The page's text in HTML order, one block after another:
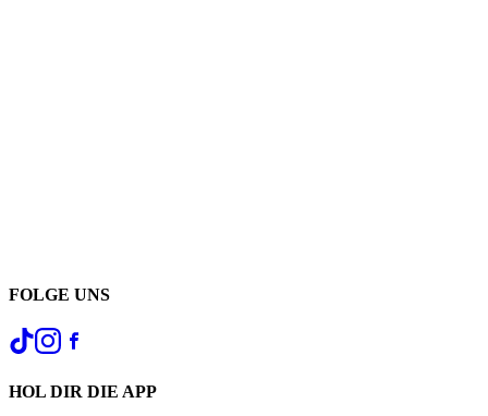
FOLGE UNS
HOL DIR DIE APP